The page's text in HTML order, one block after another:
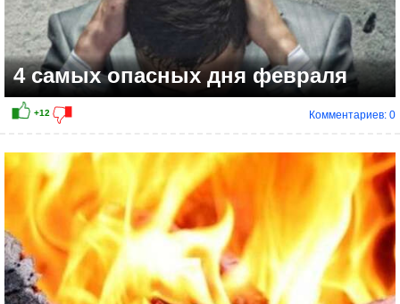
+18
4 самых опасных дня февраля
Комментариев: 0